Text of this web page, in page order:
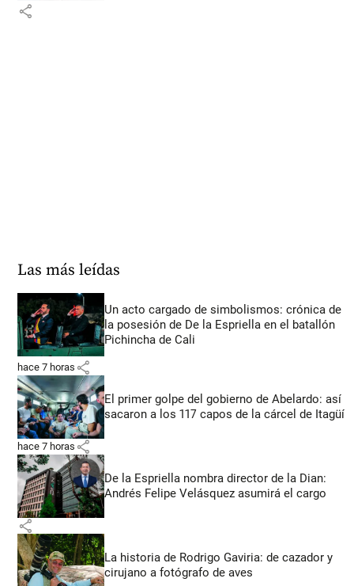
share
Las más leídas
Un acto cargado de simbolismos: crónica de
la posesión de De la Espriella en el batallón
Pichincha de Cali
hace 7 horas share
El primer golpe del gobierno de Abelardo: así
sacaron a los 117 capos de la cárcel de Itagüí
hace 7 horas share
De la Espriella nombra director de la Dian:
Andrés Felipe Velásquez asumirá el cargo
share
La historia de Rodrigo Gaviria: de cazador y
cirujano a fotógrafo de aves